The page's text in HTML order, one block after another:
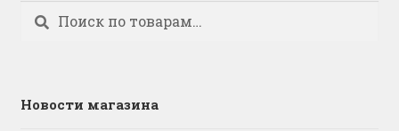
Искать:
Поиск
Новости магазина